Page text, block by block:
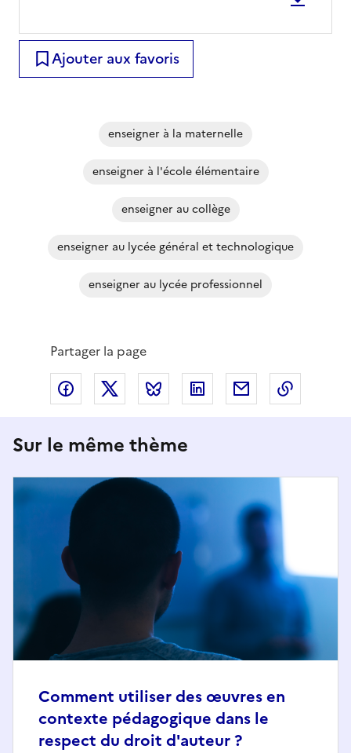
Ajouter aux favoris
enseigner à la maternelle
enseigner à l'école élémentaire
enseigner au collège
enseigner au lycée général et technologique
enseigner au lycée professionnel
Partager la page
Partager via Facebook
Partager via XPartager via Bluesky
Partager via LinkedIn
Partager par
Sur le même thème
Comment utiliser des œuvres en
contexte pédagogique dans le
respect du droit d'auteur ?